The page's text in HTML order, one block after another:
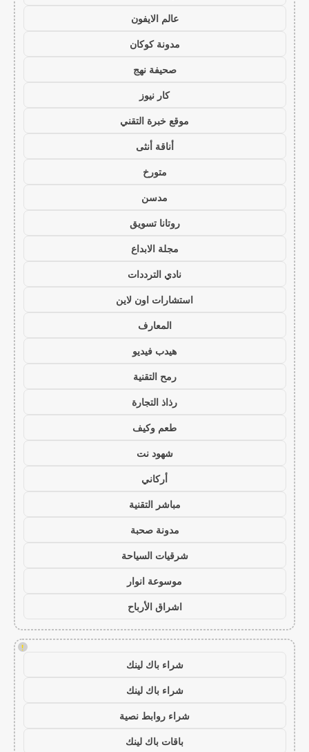
عالم الايفون
مدونة كوكان
صحيفة نهج
كار نيوز
موقع خبرة التقني
أناقة أنثى
متورخ
مدسن
روتانا تسويق
مجلة الابداع
نادي الترددات
استشارات اون لاين
المعارف
هيدب فيديو
رمح التقنية
رذاذ التجارة
طعم وكيف
شهود نت
أركاني
مباشر التقنية
مدونة صحبة
شرقيات السياحة
موسوعة انوار
اشراق الأرباح
!
شراء باك لينك
شراء باك لينك
شراء روابط نصية
باقات باك لينك